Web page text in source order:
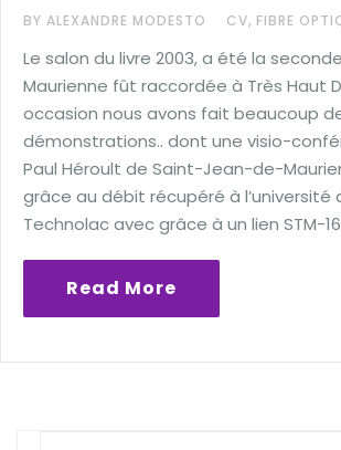
BY ALEXANDRE MODESTO CV, FIBRE
Le salon du livre 2003, a été la
Maurienne fût raccordée à Très Haut
occasion nous avons fait beaucoup
démonstrations.. dont une visio-
Paul Héroult de Saint-Jean-de-
grâce au débit récupéré à l’université
Technolac avec grâce à un lien STM-
Read More